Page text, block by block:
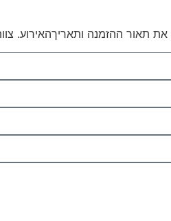
תאור ההזמנה ותאריךהאירוע.